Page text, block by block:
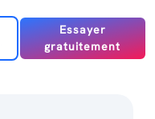
Essayer
gratuitement